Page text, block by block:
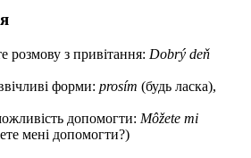
розмову з привітання: Dobrý deň
форми: prosím (будь ласка),
допомогти: Môžete mi
мені допомогти?)